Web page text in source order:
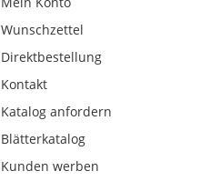
Wunschzettel
Direktbestellung
Kontakt
Katalog anfordern
Blätterkatalog
Kunden werben